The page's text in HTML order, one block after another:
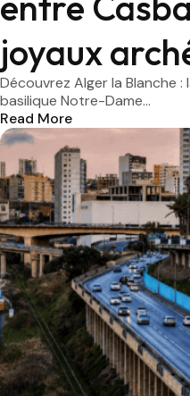
joyaux
Découvrez Alger la Blanche :
basilique Notre-Dame...
Read More